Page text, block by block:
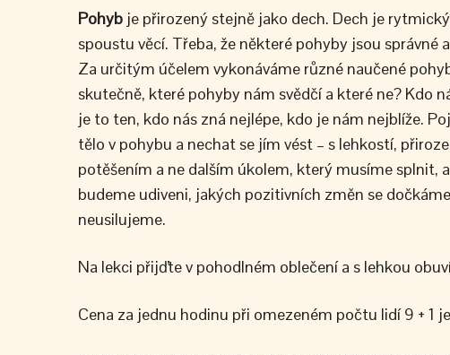
Pohyb je přirozený stejně jako dech. Dech je
spoustu věcí. Třeba, že některé pohyby jsou
Za určitým účelem vykonáváme různé naučené
skutečně, které pohyby nám svědčí a které ne? Kdo
je to ten, kdo nás zná nejlépe, kdo je nám nejblíže.
tělo v pohybu a nechat se jím vést – s lehkostí,
potěšením a ne dalším úkolem, který musíme splnit,
budeme udiveni, jakých pozitivních změn se
neusilujeme.
Na lekci přijďte v pohodlném oblečení a s lehkou
Cena za jednu hodinu při omezeném počtu lidí 9 + 1